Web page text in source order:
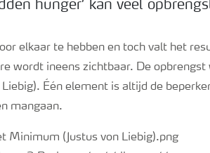
hunger’ kan veel
elkaar te hebben en toch valt het
wordt ineens zichtbaar. De
Één element is altijd de
mangaan.